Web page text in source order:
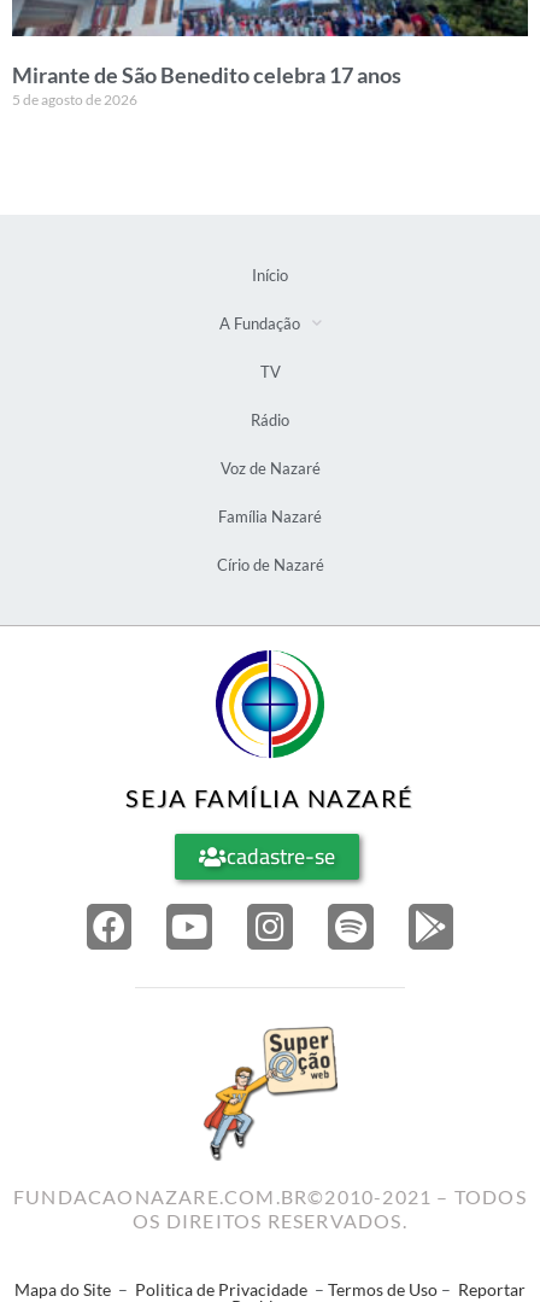
Mirante de São Benedito celebra 17 anos
5 de agosto de 2026
Início
A Fundação
TV
Rádio
Voz de Nazaré
Família Nazaré
Círio de Nazaré
SEJA FAMÍLIA NAZARÉ
cadastre-se
FUNDACAONAZARE.COM.BR©2010-2021 – TODOS
OS DIREITOS RESERVADOS.
Mapa do Site – Politica de Privacidade – Termos de Uso – Reportar